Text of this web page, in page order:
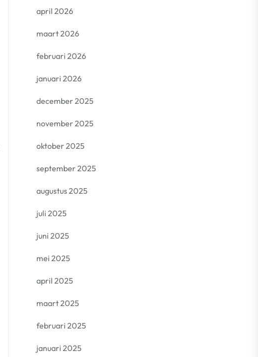
april 2026
maart 2026
februari 2026
januari 2026
december 2025
november 2025
oktober 2025
september 2025
augustus 2025
juli 2025
juni 2025
mei 2025
april 2025
maart 2025
februari 2025
januari 2025